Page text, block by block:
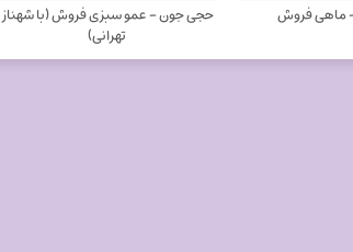
ماهی فروش
حجی جون - عمو سبزی فروش (با شهناز
تهرانی)